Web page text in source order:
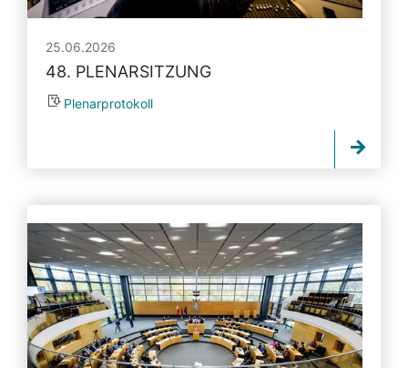
25.06.2026
48. PLENARSITZUNG
Plenarprotokoll